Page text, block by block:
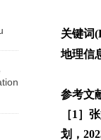
关键词
地理信
参考文
［1］
划，